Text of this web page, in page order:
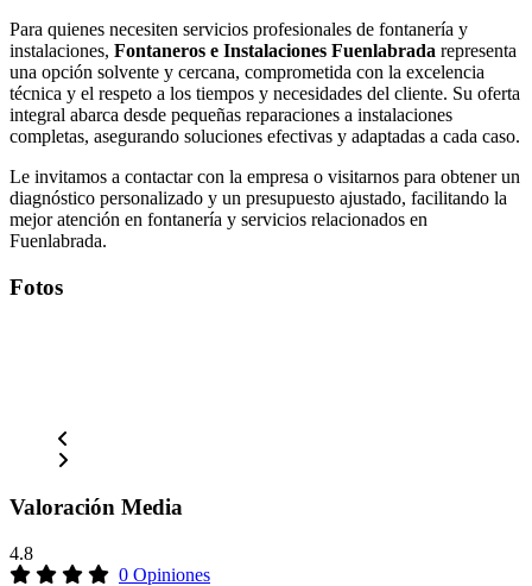
Para quienes necesiten servicios profesionales de fontanería y
instalaciones, Fontaneros e Instalaciones Fuenlabrada representa
una opción solvente y cercana, comprometida con la excelencia
técnica y el respeto a los tiempos y necesidades del cliente. Su oferta
integral abarca desde pequeñas reparaciones a instalaciones
completas, asegurando soluciones efectivas y adaptadas a cada caso.
Le invitamos a contactar con la empresa o visitarnos para obtener un
diagnóstico personalizado y un presupuesto ajustado, facilitando la
mejor atención en fontanería y servicios relacionados en
Fuenlabrada.
Fotos
Valoración Media
4.8
0 Opiniones